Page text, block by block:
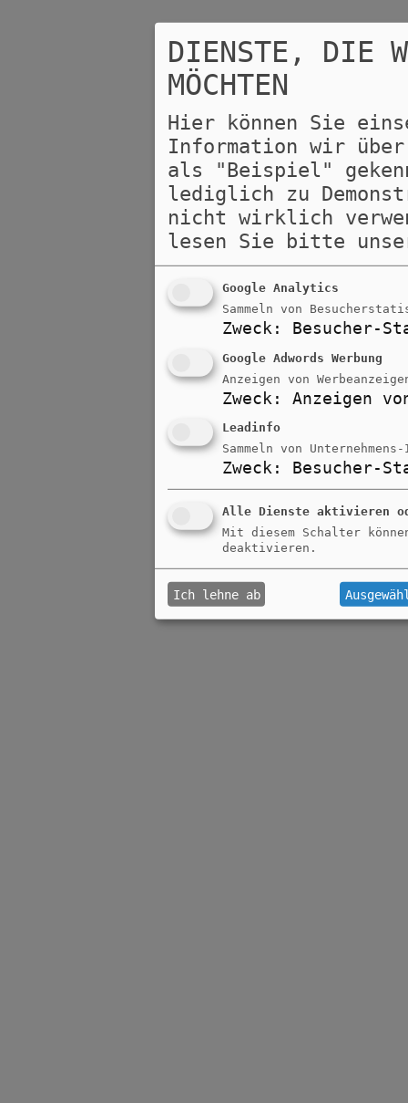
DIENSTE, DIE
MÖCHTEN
Hier können Sie
Information wir
als "Beispiel"
lediglich zu
nicht wirklich
lesen Sie bitte
Google Analytics
Sammeln von
Zweck : Besucher-
Google Adwords Werbung
Anzeigen von
Zweck : Anzeigen
Leadinfo
Sammeln von
Zweck: Besucher-
Alle Dienste aktivieren
Mit diesem Schalter
deaktivieren.
Ich lehne ab